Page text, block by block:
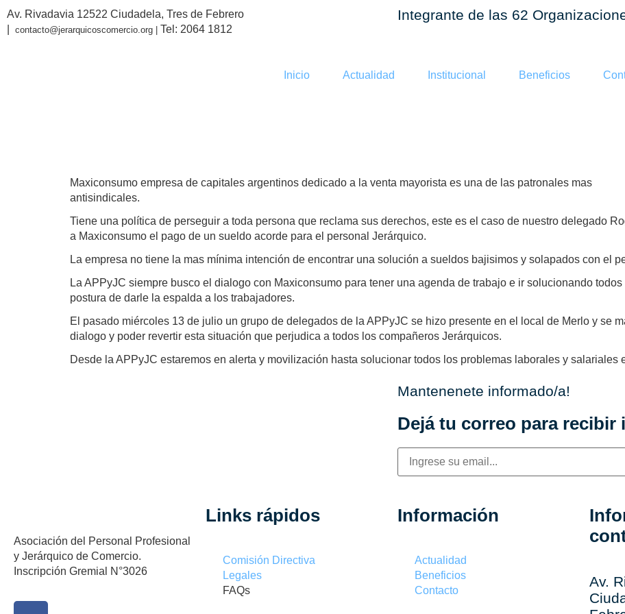
Av. Rivadavia 12522 Ciudadela, Tres de Febrero
contacto@jerarquicoscomercio.org | Tel: 2064 1812
Integrante de las 62
Inicio Actualidad Institucional Beneficios
Maxiconsumo empresa de capitales argentinos dedicado a la venta mayorista es una de las patronales mas
antisindicales.
Tiene una política de perseguir a toda persona que reclama sus derechos, este es el caso de nuestro delegado
a Maxiconsumo el pago de un sueldo acorde para el personal Jerárquico.
La empresa no tiene la mas mínima intención de encontrar una solución a sueldos bajisimos y solapados con el
La APPyJC siempre busco el dialogo con Maxiconsumo para tener una agenda de trabajo e ir solucionando
postura de darle la espalda a los trabajadores.
El pasado miércoles 13 de julio un grupo de delegados de la APPyJC se hizo presente en el local de Merlo y se
dialogo y poder revertir esta situación que perjudica a todos los compañeros Jerárquicos.
Desde la APPyJC estaremos en alerta y movilización hasta solucionar todos los problemas laborales y salariales
Mantenenete informado/a!
Dejá tu correo para recibir
Asociación del Personal Profesional
y Jerárquico de Comercio.
Inscripción Gremial N°3026
Links rápidos
Comisión Directiva
Legales
FAQs
Información
Actualidad
Beneficios
Contacto
Av.